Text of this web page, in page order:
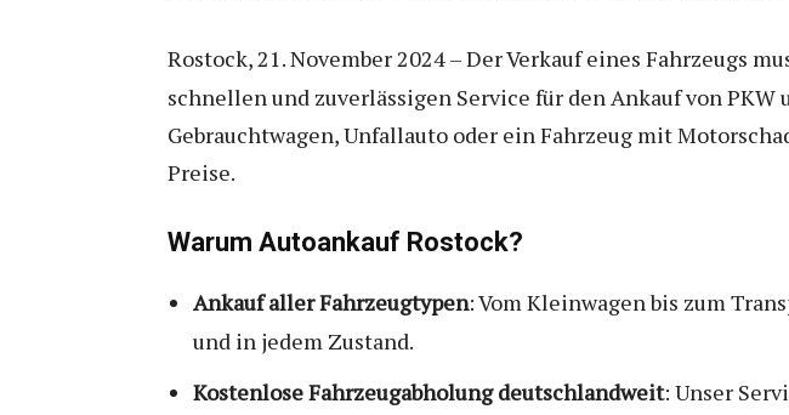
Rostock, 21. November 2024 – Der Verkauf eines Fahrzeugs
schnellen und zuverlässigen Service für den Ankauf von
Gebrauchtwagen, Unfallauto oder ein Fahrzeug mit
Preise.
Warum Autoankauf Rostock?
Ankauf aller Fahrzeugtypen: Vom Kleinwagen bis zum
und in jedem Zustand.
Kostenlose Fahrzeugabholung deutschlandweit: Unser